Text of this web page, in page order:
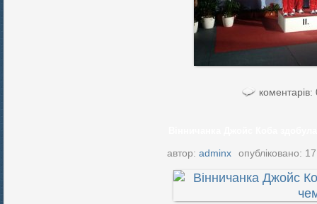
коментарів:
автор: adminx опубліковано: